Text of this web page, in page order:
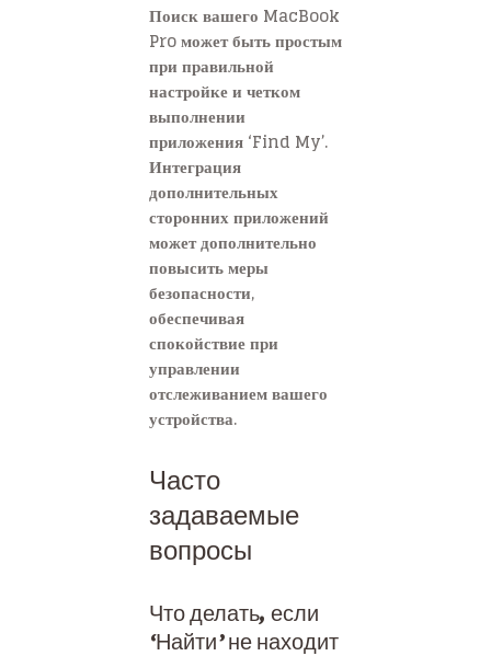
Поиск вашего MacBook
Pro может быть простым
при правильной
настройке и четком
выполнении
приложения ‘Find My’.
Интеграция
дополнительных
сторонних приложений
может дополнительно
повысить меры
безопасности,
обеспечивая
спокойствие при
управлении
отслеживанием вашего
устройства.
Часто
задаваемые
вопросы
Что делать, если
‘Найти’ не находит